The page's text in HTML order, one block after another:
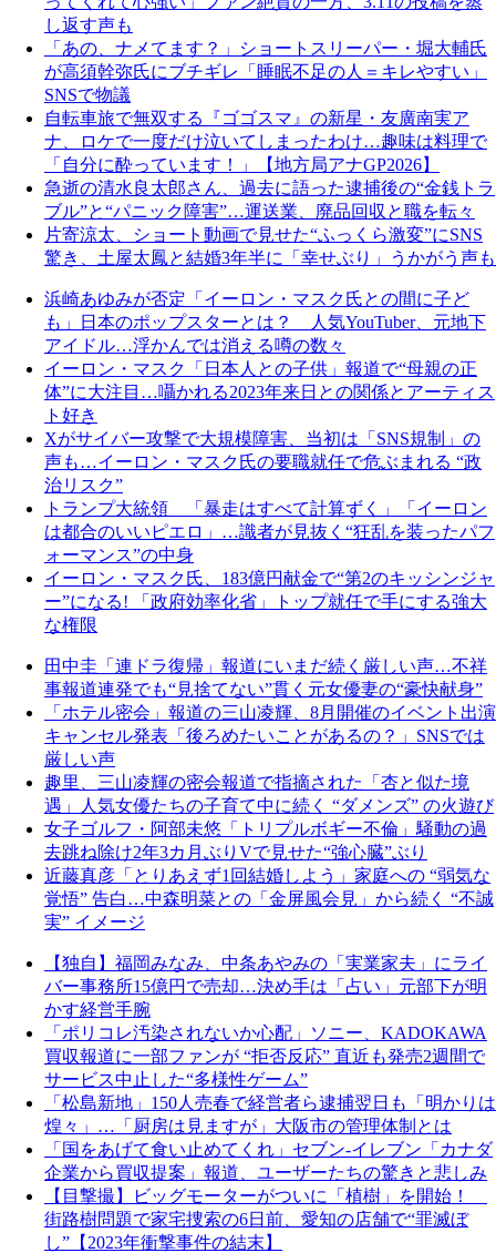
し返す声も
「あの、ナメてます？」ショートスリーパー・堀大輔氏
が高須幹弥氏にブチギレ「睡眠不足の人＝キレやすい」
SNSで物議
自転車旅で無双する『ゴゴスマ』の新星・友廣南実ア
ナ、ロケで一度だけ泣いてしまったわけ…趣味は料理で
「自分に酔っています！」【地方局アナGP2026】
急逝の清水良太郎さん、過去に語った逮捕後の“金銭トラ
ブル”と“パニック障害”…運送業、廃品回収と職を転々
片寄涼太、ショート動画で見せた“ふっくら激変”にSNS
驚き、土屋太鳳と結婚3年半に「幸せぶり」うかがう声も
浜崎あゆみが否定「イーロン・マスク氏との間に子ど
も」日本のポップスターとは？ 人気YouTuber、元地下
アイドル…浮かんでは消える噂の数々
イーロン・マスク「日本人との子供」報道で“母親の正
体”に大注目…囁かれる2023年来日との関係とアーティス
ト好き
Xがサイバー攻撃で大規模障害、当初は「SNS規制」の
声も…イーロン・マスク氏の要職就任で危ぶまれる “政
治リスク”
トランプ大統領 「暴走はすべて計算ずく」「イーロン
は都合のいいピエロ」…識者が見抜く“狂乱を装ったパフ
ォーマンス”の中身
イーロン・マスク氏、183億円献金で“第2のキッシンジャ
ー”になる! 「政府効率化省」トップ就任で手にする強大
な権限
田中圭「連ドラ復帰」報道にいまだ続く厳しい声…不祥
事報道連発でも“見捨てない”貫く元女優妻の“豪快献身”
「ホテル密会」報道の三山凌輝、8月開催のイベント出演
キャンセル発表「後ろめたいことがあるの？」SNSでは
厳しい声
趣里、三山凌輝の密会報道で指摘された「杏と似た境
遇」人気女優たちの子育て中に続く “ダメンズ” の火遊び
女子ゴルフ・阿部未悠「トリプルボギー不倫」騒動の過
去跳ね除け2年3カ月ぶりVで見せた“強心臓”ぶり
近藤真彦「とりあえず1回結婚しよう」家庭への “弱気な
覚悟” 告白…中森明菜との「金屏風会見」から続く “不誠
実” イメージ
【独自】福岡みなみ、中条あやみの「実業家夫」にライ
バー事務所15億円で売却…決め手は「占い」元部下が明
かす経営手腕
「ポリコレ汚染されないか心配」ソニー、KADOKAWA
買収報道に一部ファンが “拒否反応” 直近も発売2週間で
サービス中止した“多様性ゲーム”
「松島新地」150人売春で経営者ら逮捕翌日も「明かりは
煌々」…「厨房は見ますが」大阪市の管理体制とは
「国をあげて食い止めてくれ」セブン-イレブン「カナダ
企業から買収提案」報道、ユーザーたちの驚きと悲しみ
【目撃撮】ビッグモーターがついに「植樹」を開始！
街路樹問題で家宅捜索の6日前、愛知の店舗で“罪滅ぼ
し”【2023年衝撃事件の結末】